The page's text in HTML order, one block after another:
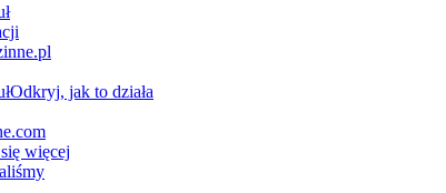
Odkryj, jak to działa
więcej